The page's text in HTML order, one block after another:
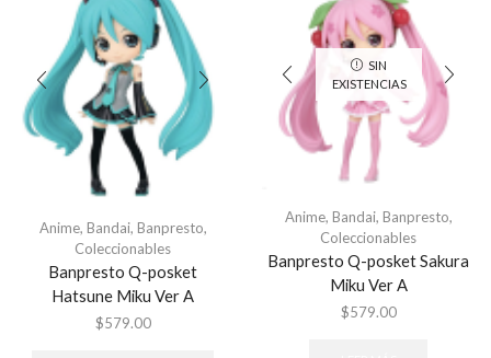
Anime, Bandai, Banpresto,
Coleccionables
Banpresto Q-posket
Hatsune Miku Ver A
$579.00
SIN
EXISTENCIAS
Anime, Bandai, Banpresto,
Coleccionables
Banpresto Q-posket Sakura
Miku Ver A
$579.00